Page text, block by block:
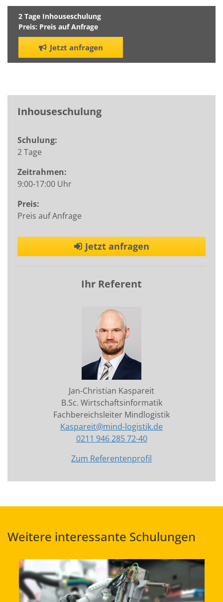
2 Tage Inhouseschulung
Preis: Preis auf Anfrage
Jetzt anfragen
Inhouseschulung
Schulung:
2 Tage
Zeitrahmen:
9:00-17:00 Uhr
Preis:
Preis auf Anfrage
Jetzt anfragen
Ihr Referent
Jan-Christian Kaspareit
B.Sc. Wirtschaftsinformatik
Fachbereichsleiter Mindlogistik
Kaspareit@mind-logistik.de
0211 946 285 72-40
Zum Referentenprofil
Weitere interessante Schulungen